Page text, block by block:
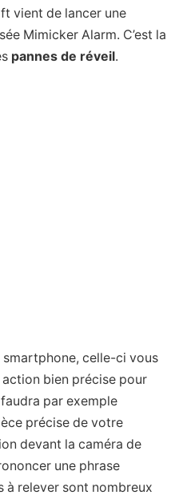
vient de lancer une
Mimicker Alarm. C’est la
pannes de réveil.
celle-ci vous
bien précise pour
par exemple
précise de votre
devant la caméra de
une phrase
à relever sont nombreux